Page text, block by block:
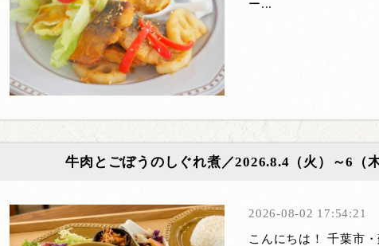
ー...
牛肉とごぼうのしぐれ煮／2026.8.4（火）～6（
2026-08-02 17:54:21
こんにちは！ 千葉市